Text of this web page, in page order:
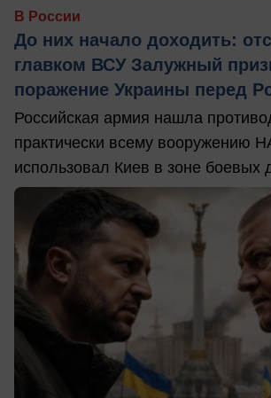
В России
До них начало доходить:
главком ВСУ Залужный
поражение Украины перед
Российская армия нашла
практически всему вооружению
использовал Киев в зоне боевых